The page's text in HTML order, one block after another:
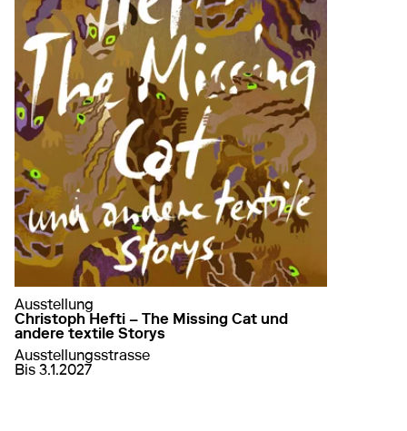
Ausstellung
Christoph Hefti – The Missing Cat und
andere textile Storys
Ausstellungsstrasse
von10. Juli 2026
Bis 3.1.2027